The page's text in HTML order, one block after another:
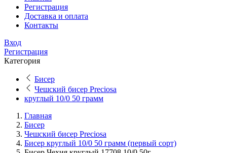
Регистрация
Доставка и оплата
Контакты
Вход
Регистрация
Категория
Бисер
Чешский бисер Preciosa
круглый 10/0 50 грамм
Главная
Бисер
Чешский бисер Preciosa
Бисер круглый 10/0 50 грамм (первый сорт)